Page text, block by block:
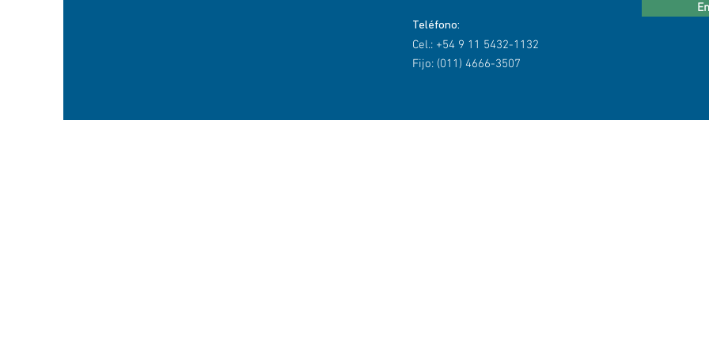
Teléfono:
Cel.: +54 9 11 5432-1132
Fijo: (011) 4666-3507